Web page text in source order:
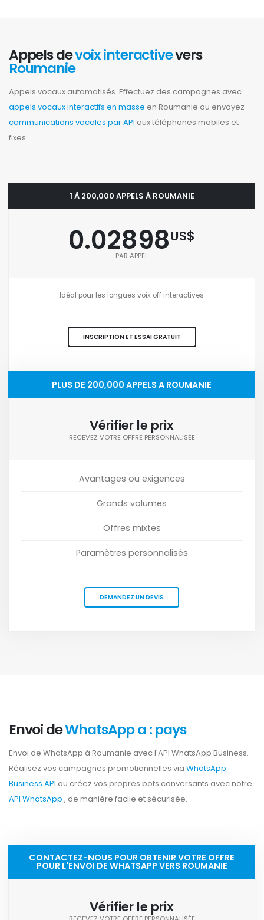
Appels devoix interactivevers
Roumanie
Appels vocaux automatisés. Effectuez des campagnes avec
appels vocaux interactifs en masse en Roumanie ou envoyez
communications vocales par API aux téléphones mobiles et
fixes.
1 À 200,000 APPELS À ROUMANIE
0.02898US$
PAR APPEL
Idéal pour les longues voix off interactives
INSCRIPTION ET ESSAI GRATUIT
PLUS DE 200,000 APPELS A ROUMANIE
Vérifier le prix
RECEVEZ VOTRE OFFRE PERSONNALISÉE
Avantages ou exigences
Grands volumes
Offres mixtes
Paramètres personnalisés
DEMANDEZ UN DEVIS
Envoi deWhatsApp a : pays
Envoi de WhatsApp à Roumanie avec l'API WhatsApp Business.
Réalisez vos campagnes promotionnelles via WhatsApp
Business API ou créez vos propres bots conversants avec notre
API WhatsApp , de manière facile et sécurisée.
CONTACTEZ-NOUS POUR OBTENIR VOTRE OFFRE
POUR L'ENVOI DE WHATSAPP VERS ROUMANIE
Vérifier le prix